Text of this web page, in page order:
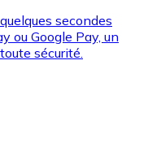
espèces et d'autres
secondes
ou Google Pay, un
sécurité.